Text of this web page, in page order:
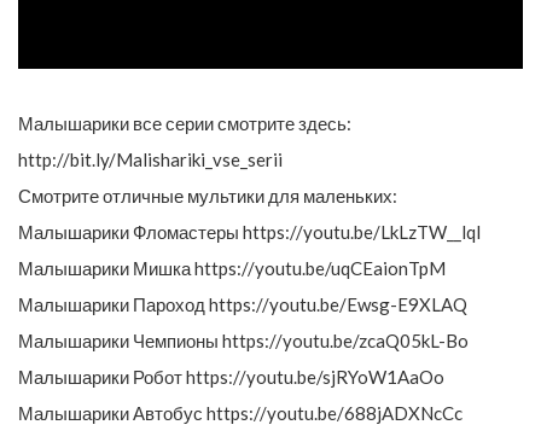
Малышарики все серии смотрите здесь:
http://bit.ly/Malishariki_vse_serii
Смотрите отличные мультики для маленьких:
Малышарики Фломастеры https://youtu.be/LkLzTW__lqI
Малышарики Мишка https://youtu.be/uqCEaionTpM
Малышарики Пароход https://youtu.be/Ewsg-E9XLAQ
Малышарики Чемпионы https://youtu.be/zcaQ05kL-Bo
Малышарики Робот https://youtu.be/sjRYoW1AaOo
Малышарики Автобус https://youtu.be/688jADXNcCc